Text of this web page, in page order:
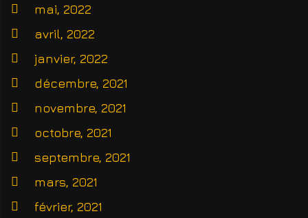
mai, 2022
avril, 2022
janvier, 2022
décembre, 2021
novembre, 2021
octobre, 2021
septembre, 2021
mars, 2021
février, 2021